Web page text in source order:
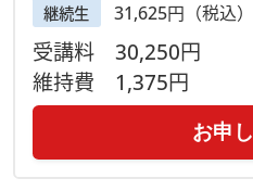
継続生 31,625円（税込）
受講料 30,250円
維持費 1,375円
お申